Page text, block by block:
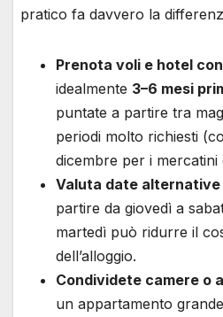
pratico fa davvero la
Prenota voli e hotel
idealmente 3–6 mesi
puntate a partire tra
periodi molto richiesti
dicembre per i mercatini
Valuta date
partire da giovedì a
martedì può ridurre il
dell’alloggio.
Condividete camere o
un appartamento